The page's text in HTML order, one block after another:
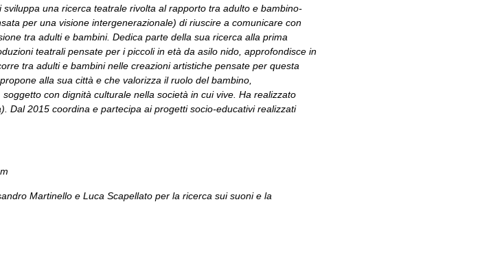
una ricerca teatrale rivolta al rapporto tra adulto e bambino-
per una visione intergenerazionale) di riuscire a comunicare con
tra adulti e bambini. Dedica parte della sua ricerca alla prima
teatrali pensate per i piccoli in età da asilo nido, approfondisce in
tra adulti e bambini nelle creazioni artistiche pensate per questa
alla sua città e che valorizza il ruolo del bambino,
con dignità culturale nella società in cui vive. Ha realizzato
Dal 2015 coordina e partecipa ai progetti socio-educativi realizzati
Martinello e Luca Scapellato per la ricerca sui suoni e la